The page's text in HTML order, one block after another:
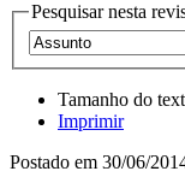
Pesquisar nesta
Tamanho do
Imprimir
Postado em 30/06/